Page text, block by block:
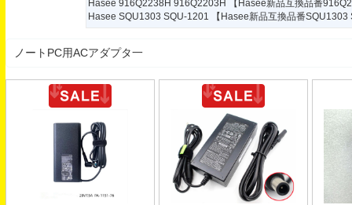
Hasee 916Q2238H 916Q2203H
【Hasee新品互換品番
Hasee SQU1303 SQU-1201
【Hasee新品互換品番
ノートPC用ACアダプタ一